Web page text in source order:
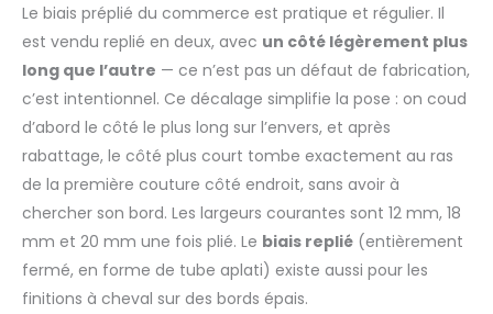
Le biais préplié du commerce est pratique et régulier. Il
est vendu replié en deux, avec un côté légèrement plus
long que l’autre — ce n’est pas un défaut de fabrication,
c’est intentionnel. Ce décalage simplifie la pose : on coud
d’abord le côté le plus long sur l’envers, et après
rabattage, le côté plus court tombe exactement au ras
de la première couture côté endroit, sans avoir à
chercher son bord. Les largeurs courantes sont 12 mm, 18
mm et 20 mm une fois plié. Le biais replié (entièrement
fermé, en forme de tube aplati) existe aussi pour les
finitions à cheval sur des bords épais.